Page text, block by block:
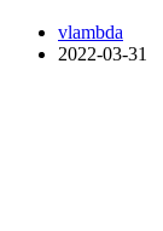
vlambda
2022-03-31